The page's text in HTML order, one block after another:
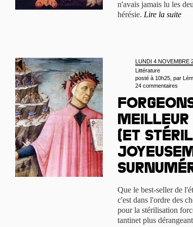
n'avais jamais lu les
hérésie. Lire la suite
LUNDI 4 NOVEMBRE
Littérature
posté à 10h25, par
24 commentaires
meilleur
(et
Que le best-seller de
c'est dans l'ordre des
pour la stérilisation
tantinet plus